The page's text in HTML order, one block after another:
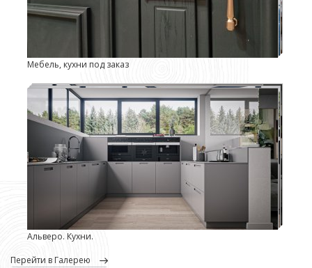
Мебель, кухни под заказ
Альверо. Кухни.
перейти в Галерею